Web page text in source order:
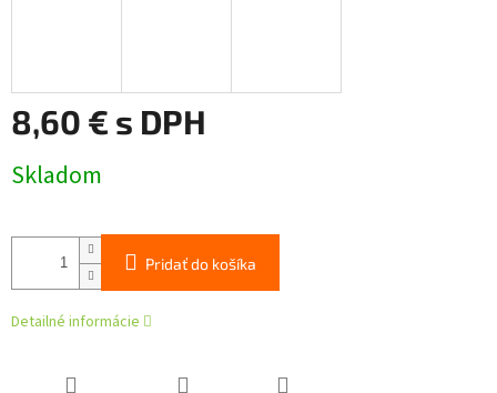
8,60 € s DPH
cena:
Skladom
Pridať do košíka
Detailné informácie